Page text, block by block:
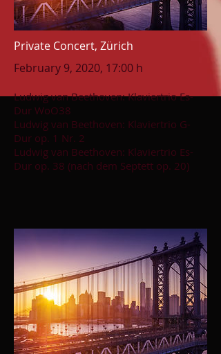
Private Concert, Zürich
February 9, 2020, 17:00 h
Ludwig van Beethoven: Klaviertrio Es-
Dur WoO38
Ludwig van Beethoven: Klaviertrio G-
Dur op. 1 Nr. 2
Ludwig van Beethoven: Klaviertrio Es-
Dur op. 38 (nach dem Septett op. 20)